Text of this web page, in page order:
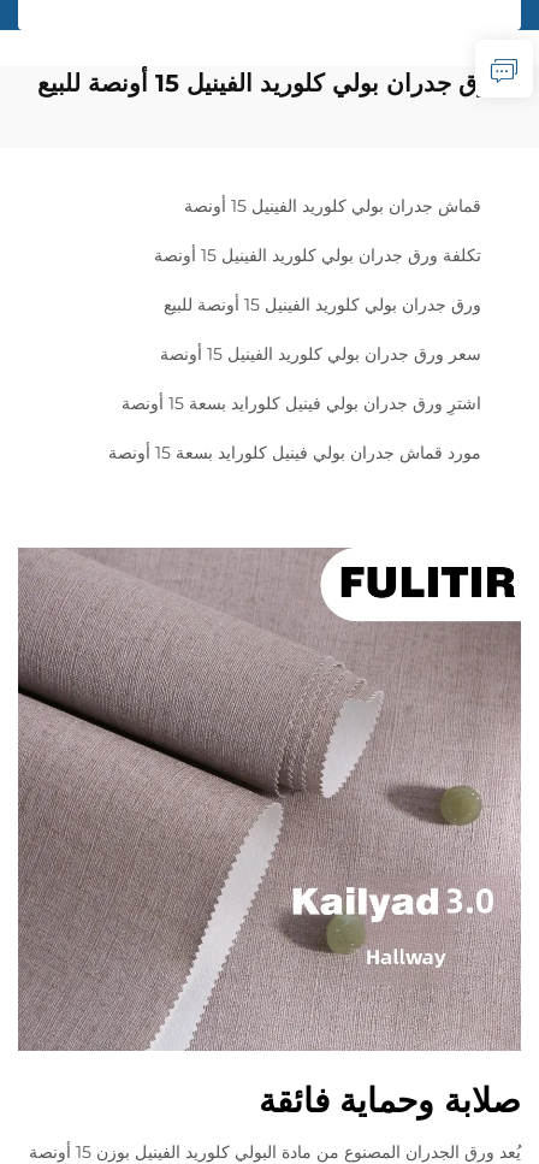
ورق جدران بولي كلوريد الفينيل 15 أونصة للبيع
قماش جدران بولي كلوريد الفينيل 15 أونصة
تكلفة ورق جدران بولي كلوريد الفينيل 15 أونصة
ورق جدران بولي كلوريد الفينيل 15 أونصة للبيع
سعر ورق جدران بولي كلوريد الفينيل 15 أونصة
اشترِ ورق جدران بولي فينيل كلورايد بسعة 15 أونصة
مورد قماش جدران بولي فينيل كلورايد بسعة 15 أونصة
صلابة وحماية فائقة
يُعد ورق الجدران المصنوع من مادة البولي كلوريد الفينيل بوزن 15 أونصة